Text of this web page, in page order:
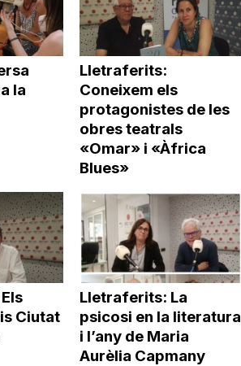
la
Lletraferits:
Coneixem els
protagonistes de les
obres teatrals
«Omar» i «Àfrica
Blues»
Ciutat
Lletraferits: La
psicosi en la literatura
i l’any de Maria
Aurèlia Capmany